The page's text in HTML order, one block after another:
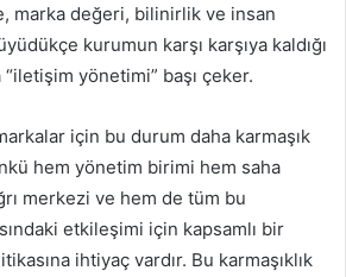
marka değeri, bilinirlik ve insan
kurumun karşı karşıya kaldığı
yönetimi” başı çeker.
için bu durum daha karmaşık
hem yönetim birimi hem saha
merkezi ve hem de tüm bu
etkileşimi için kapsamlı bir
ihtiyaç vardır. Bu karmaşıklık